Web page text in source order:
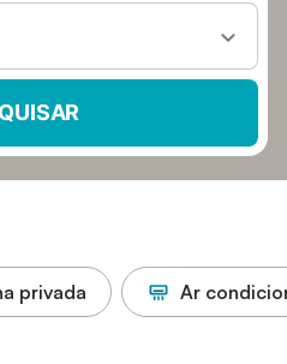
privada Ar